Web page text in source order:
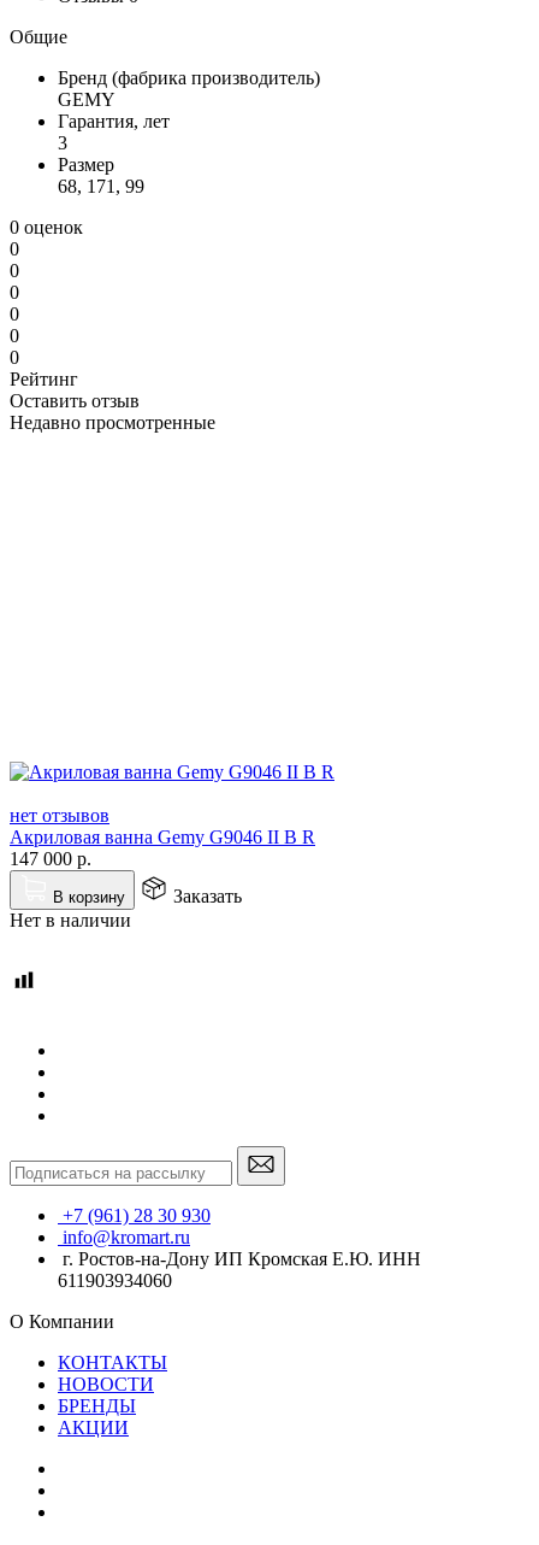
Общие
Бренд (фабрика производитель)
GEMY
Гарантия, лет
3
Размер
68, 171, 99
0 оценок
0
0
0
0
0
0
Рейтинг
Оставить отзыв
Недавно просмотренные
нет отзывов
Акриловая ванна Gemy G9046 II B R
147 000 р.
В корзину
Заказать
Нет в наличии
+7 (961) 28 30 930
info@kromart.ru
г. Ростов-на-Дону ИП Кромская Е.Ю. ИНН
611903934060
О Компании
КОНТАКТЫ
НОВОСТИ
БРЕНДЫ
АКЦИИ